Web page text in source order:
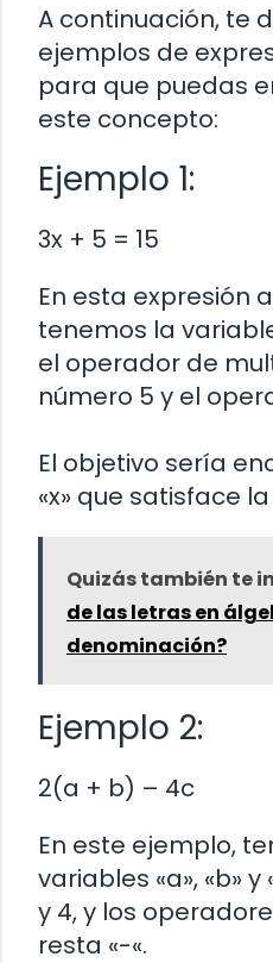
A continuación, te
ejemplos de
para que puedas
este concepto:
Ejemplo 1:
3x + 5 = 15
En esta expresión
tenemos la
el operador de
número 5 y el
El objetivo sería
«x» que satisface
Quizás también te
de las letras en
denominación?
Ejemplo 2:
2(a + b) – 4c
En este ejemplo,
variables «a», «b»
y 4, y los
resta «-«.